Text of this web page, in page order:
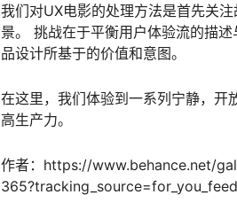
我们对UX电影的处理方法是首先关
景。 挑战在于平衡用户体验流的描
品设计所基于的价值和意图。
在这里，我们体验到一系列宁静，开
高生产力。
作者：https://www.behance.net/